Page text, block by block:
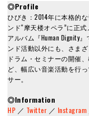
◎Profile
ひびき：2014年に本格的
ンド“摩天楼オペラ”に正
アルバム『Human Dignity
ンド活動以外にも、さま
ドラム・セミナーの開催
ど、幅広い音楽活動を行
サー。
◎Information
HP ／ Twitter ／ Instagram